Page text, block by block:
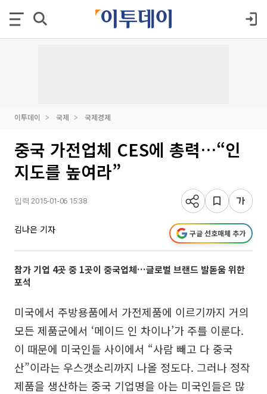
이투데이 국제 국제경제
중국 가전업체 CES에 총력…“인
지도를 높여라”
입력 2015-01-06 15:38
김나은 기자 구글 선호매체 추가
참가 기업 4곳 중 1곳이 중국업체…글로벌 브랜드 발돋움 위한
포석
미국에서 주방용품에서 가전제품에 이르기까지 거의
모든 제품군에서 ‘메이드 인 차이나’가 주를 이룬다.
이 때문에 미국인들 사이에서 “사람 빼고 다 중국
산”이라는 우스갯소리까지 나올 정도다. 그러나 정작
제품을 생산하는 중국 기업명을 아는 미국인들은 많